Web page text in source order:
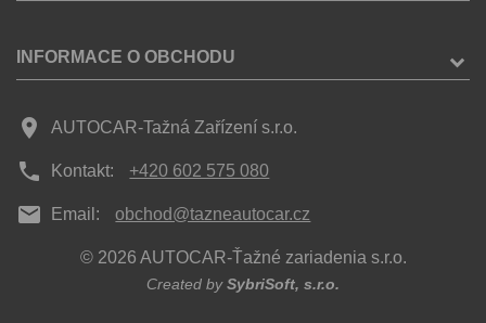
INFORMACE O OBCHODU
place AUTOCAR-Tažná Zařízení s.r.o.
phone Kontakt: +420 602 575 080
mail Email: obchod@tazneautocar.cz
© 2026 AUTOCAR-Ťažné zariadenia s.r.o.
Created bySybriSoft, s.r.o.